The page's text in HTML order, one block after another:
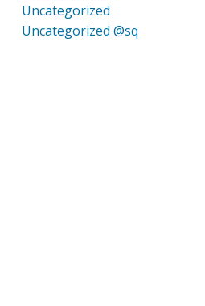
Uncategorized
Uncategorized @sq